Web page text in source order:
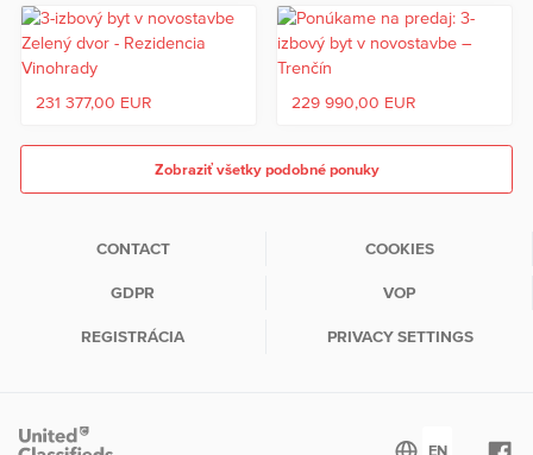
231 377,00 EUR 229 990,00 EUR
Zobraziť všetky podobné ponuky
CONTACT COOKIES
GDPR VOP
REGISTRÁCIA PRIVACY SETTINGS